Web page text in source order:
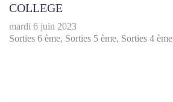
COLLEGE
mardi 6 juin 2023
Sorties 6 ème Sorties 5 ème Sorties 4 ème